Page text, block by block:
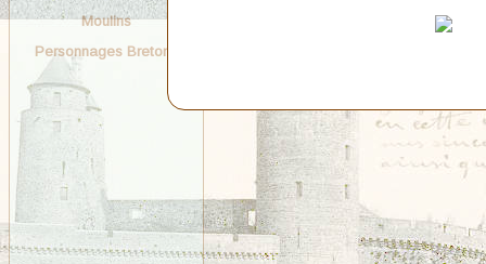
Moulins
Personnages Bretons